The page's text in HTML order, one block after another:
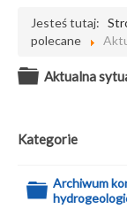
Jesteś tutaj:
polecane
Folder
Aktualna
Kategorie
Folder
Archiwum